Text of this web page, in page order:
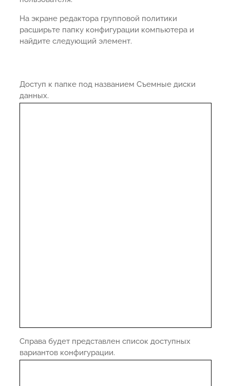
На экране редактора групповой политики
расширьте папку конфигурации компьютера и
найдите следующий элемент.
Доступ к папке под названием Съемные диски
данных.
Справа будет представлен список доступных
вариантов конфигурации.